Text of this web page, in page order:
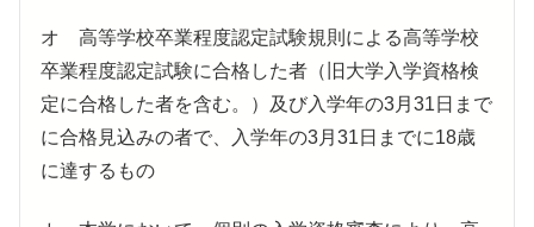
オ 高等学校卒業程度認定試験規則による高等学校
卒業程度認定試験に合格した者（旧大学入学資格検
定に合格した者を含む。）及び入学年の3月31日まで
に合格見込みの者で、入学年の3月31日までに18歳
に達するもの